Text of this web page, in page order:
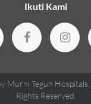
Ikuti Kami
Murni Teguh Hospitals
Rights Reserved.